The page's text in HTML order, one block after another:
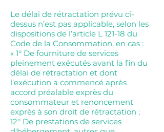
Le délai de rétractation prévu ci-
dessus n’est pas applicable, selon les
dispositions de l’article L 121-18 du
Code de la Consommation, en cas :
« 1° De fourniture de services
pleinement exécutés avant la fin du
délai de rétractation et dont
l'exécution a commencé après
accord préalable exprès du
consommateur et renoncement
exprès à son droit de rétractation ;
12° De prestations de services